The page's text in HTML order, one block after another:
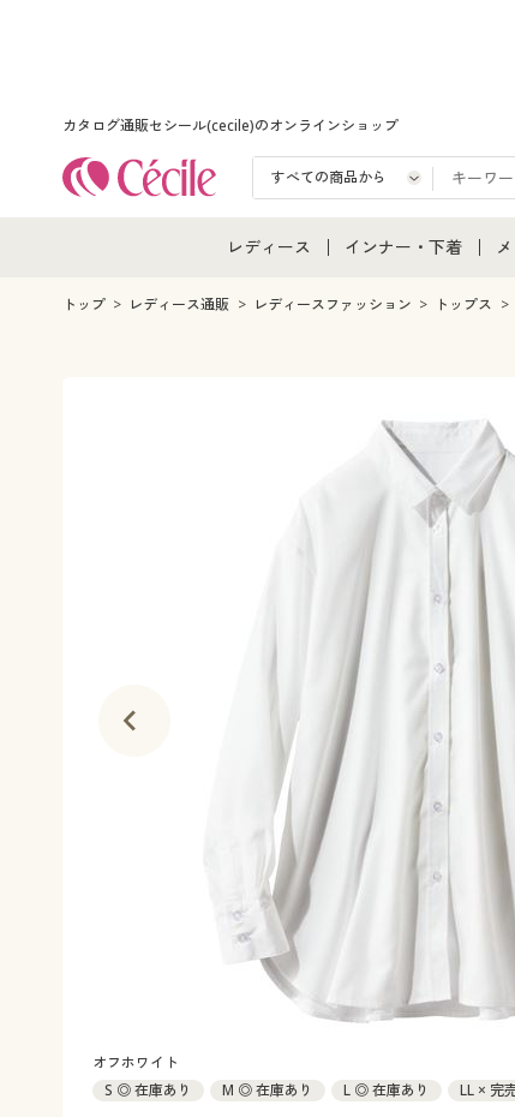
カタログ通販セシール(cecile)のオンラインショップ
レディース
レディース通販すべて
インナー・下着
インナー・下着通販
メンズ下着
ジュニア・ティーン
トップ レディース通販 レディースファッション トップス
オフホワイト
S ◎ 在庫あり
M ◎ 在庫あり L ◎ 在庫あり LL × 完